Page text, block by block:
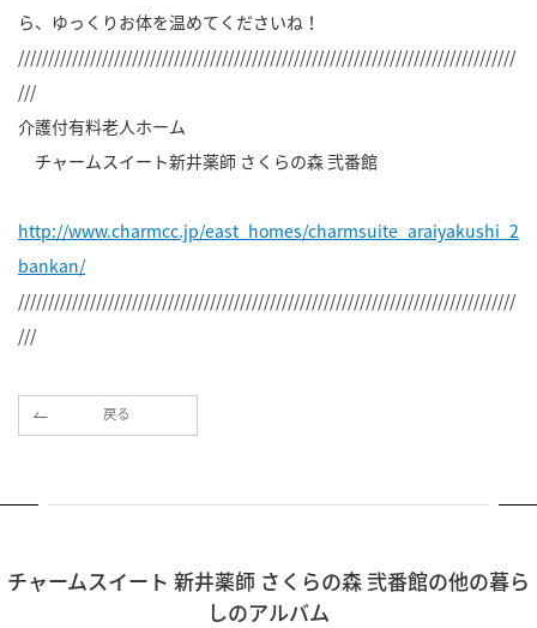
ら、ゆっくりお体を温めてくださいね！
///////////////////////////////////////////////////////////////////////////////////
///
介護付有料老人ホーム
チャームスイート新井薬師 さくらの森 弐番館
http://www.charmcc.jp/east_homes/charmsuite_araiyakushi_2
bankan/
///////////////////////////////////////////////////////////////////////////////////
///
戻る
チャームスイート 新井薬師 さくらの森 弐番館の他の暮ら
しのアルバム